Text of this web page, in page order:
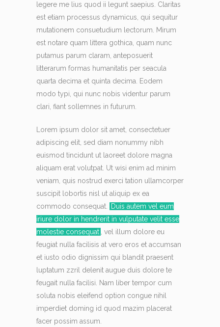
legere me lius quod ii legunt saepius. Claritas
est etiam processus dynamicus, qui sequitur
mutationem consuetudium lectorum. Mirum
est notare quam littera gothica, quam nunc
putamus parum claram, anteposuerit
litterarum formas humanitatis per seacula
quarta decima et quinta decima. Eodem
modo typi, qui nunc nobis videntur parum
clari, fiant sollemnes in futurum.
Lorem ipsum dolor sit amet, consectetuer
adipiscing elit, sed diam nonummy nibh
euismod tincidunt ut laoreet dolore magna
aliquam erat volutpat. Ut wisi enim ad minim
veniam, quis nostrud exerci tation ullamcorper
suscipit lobortis nisl ut aliquip ex ea
commodo consequat.
Duis autem vel eum
iriure dolor in hendrerit in vulputate velit esse
molestie consequat
, vel illum dolore eu
feugiat nulla facilisis at vero eros et accumsan
et iusto odio dignissim qui blandit praesent
luptatum zzril delenit augue duis dolore te
feugait nulla facilisi. Nam liber tempor cum
soluta nobis eleifend option congue nihil
imperdiet doming id quod mazim placerat
facer possim assum.